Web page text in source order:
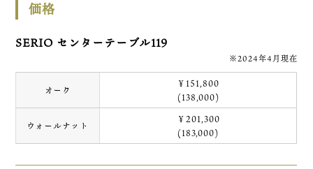
価格
SERIO センターテーブル119
※2024年4月現在
オーク
￥151,800
(138,000)
ウォールナット
￥201,300
(183,000)